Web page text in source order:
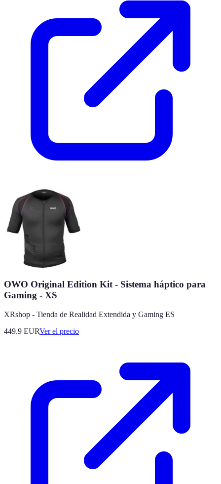
OWO Original Edition Kit - Sistema háptico para
Gaming - XS
XRshop - Tienda de Realidad Extendida y Gaming ES
449.9 EURVer el precio